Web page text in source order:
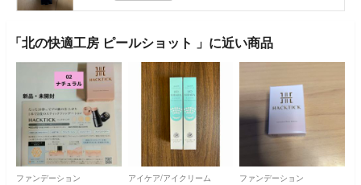
「北の快適工房 ピールショット 」に近い商品
ファンデーション アイケア/アイクリーム ファンデーション